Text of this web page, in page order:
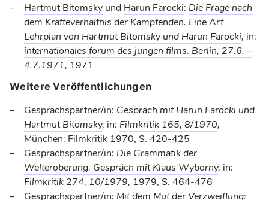
Hartmut Bitomsky und Harun Farocki: Die Frage nach
dem Kräfteverhältnis der Kämpfenden. Eine Art
Lehrplan von Hartmut Bitomsky und Harun Farocki, in:
internationales forum des jungen films. Berlin, 27.6. –
4.7.1971, 1971
Weitere Veröffentlichungen
Gesprächspartner/in: Gespräch mit Harun Farocki und
Hartmut Bitomsky, in: Filmkritik 165, 8/1970,
München: Filmkritik 1970, S. 420-425
Gesprächspartner/in: Die Grammatik der
Welteroberung. Gespräch mit Klaus Wyborny, in:
Filmkritik 274, 10/1979, 1979, S. 464-476
Gesprächspartner/in: Mit dem Mut der Verzweiflung: